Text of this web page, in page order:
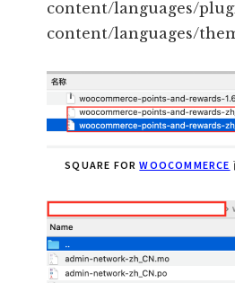
content/languages/
content/languages/
SQUARE FORWOOCOMMERCE